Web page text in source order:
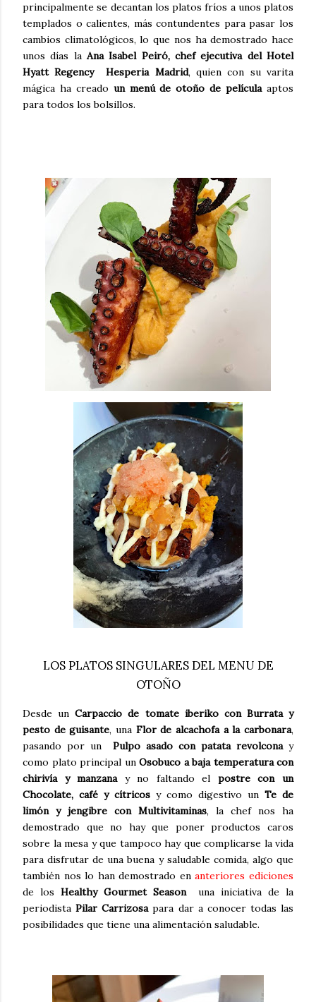
principalmente se decantan los platos fríos a unos platos
templados o calientes, más contundentes para pasar los
cambios climatológicos, lo que nos ha demostrado hace
unos días la Ana Isabel Peiró, chef ejecutiva del Hotel
Hyatt Regency Hesperia Madrid, quien con su varita
mágica ha creado un menú de otoño de películaaptos
para todos los bolsillos.
LOS PLATOS SINGULARES DEL MENU DE
OTOÑO
Desde unCarpaccio de tomate iberiko con Burrata y
pesto de guisante, una Flor de alcachofa a la carbonara,
pasando por un Pulpo asado con patata revolconay
como plato principal un Osobuco a baja temperatura con
chirivía y manzanay no faltando el postre con un
Chocolate, café y cítricos y como digestivo un Te de
limón y jengibre con Multivitaminas, la chef nos ha
demostrado que no hay que poner productos caros
sobre la mesa y que tampoco hay que complicarse la vida
para disfrutar de una buena y saludable comida, algo que
también nos lo han demostrado enanteriores ediciones
de los Healthy Gourmet Seasonuna iniciativa de la
periodistaPilar Carrizosapara dar a conocer todas las
posibilidades que tiene una alimentación saludable.